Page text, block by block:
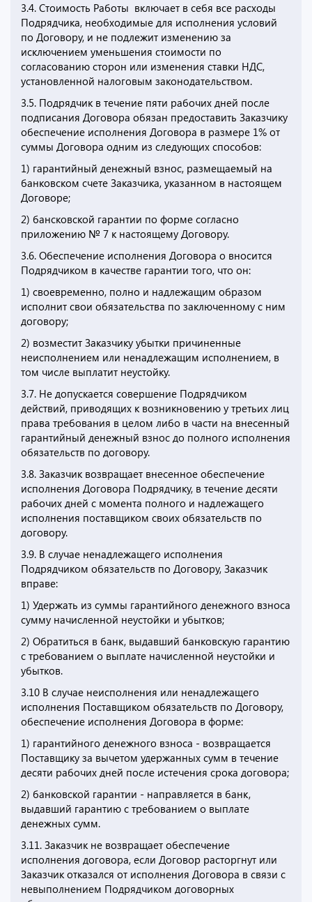
3.4. Стоимость Работы включает в себя все расходы
Подрядчика, необходимые для исполнения условий
по Договору, и не подлежит изменению за
исключением уменьшения стоимости по
согласованию сторон или изменения ставки НДС,
установленной налоговым законодательством.
3.5. Подрядчик в течение пяти рабочих дней после
подписания Договора обязан предоставить Заказчику
обеспечение исполнения Договора в размере 1% от
суммы Договора одним из следующих способов:
1) гарантийный денежный взнос, размещаемый на
банковском счете Заказчика, указанном в настоящем
Договоре;
2) бансковской гарантии по форме согласно
приложению № 7 к настоящему Договору.
3.6. Обеспечение исполнения Договора о вносится
Подрядчиком в качестве гарантии того, что он:
1) своевременно, полно и надлежащим образом
исполнит свои обязательства по заключенному с ним
договору;
2) возместит Заказчику убытки причиненные
неисполнением или ненадлежащим исполнением, в
том числе выплатит неустойку.
3.7. Не допускается совершение Подрядчиком
действий, приводящих к возникновению у третьих лиц
права требования в целом либо в части на внесенный
гарантийный денежный взнос до полного исполнения
обязательств по договору.
3.8. Заказчик возвращает внесенное обеспечение
исполнения Договора Подрядчику, в течение десяти
рабочих дней с момента полного и надлежащего
исполнения поставщиком своих обязательств по
договору.
3.9. В случае ненадлежащего исполнения
Подрядчиком обязательств по Договору, Заказчик
вправе:
1) Удержать из суммы гарантийного денежного взноса
сумму начисленной неустойки и убытков;
2) Обратиться в банк, выдавший банковскую гарантию
с требованием о выплате начисленной неустойки и
убытков.
3.10 В случае неисполнения или ненадлежащего
исполнения Поставщиком обязательств по Договору,
обеспечение исполнения Договора в форме:
1) гарантийного денежного взноса - возвращается
Поставщику за вычетом удержанных сумм в течение
десяти рабочих дней после истечения срока договора;
2) банковской гарантии - направляется в банк,
выдавший гарантию с требованием о выплате
денежных сумм.
3.11. Заказчик не возвращает обеспечение
исполнения договора, если Договор расторгнут или
Заказчик отказался от исполнения Договора в связи с
невыполнением Подрядчиком договорных